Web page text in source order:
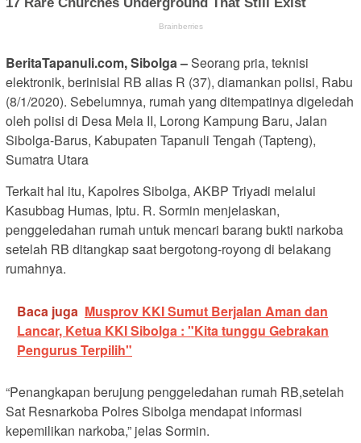
BeritaTapanuli.com, Sibolga –Seorang pria, teknisi
elektronik, berinisial RB alias R (37), diamankan polisi, Rabu
(8/1/2020). Sebelumnya, rumah yang ditempatinya digeledah
oleh polisi di Desa Mela II, Lorong Kampung Baru, Jalan
Sibolga-Barus, Kabupaten Tapanuli Tengah (Tapteng),
Sumatra Utara
Terkait hal itu, Kapolres Sibolga, AKBP Triyadi melalui
Kasubbag Humas, Iptu. R. Sormin menjelaskan,
penggeledahan rumah untuk mencari barang bukti narkoba
setelah RB ditangkap saat bergotong-royong di belakang
rumahnya.
Baca juga Musprov KKI Sumut Berjalan Aman dan
Lancar, Ketua KKI Sibolga : "Kita tunggu Gebrakan
Pengurus Terpilih"
“Penangkapan berujung penggeledahan rumah RB,setelah
Sat Resnarkoba Polres Sibolga mendapat informasi
kepemilikan narkoba,” jelas Sormin.